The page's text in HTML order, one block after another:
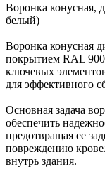
Воронка конусная,
белый)
Воронка конусная
покрытием RAL
ключевых
для эффективного
Основная задача
обеспечить
предотвращая ее
повреждению
внутрь здания.